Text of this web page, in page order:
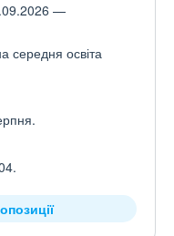
—
середня освіта